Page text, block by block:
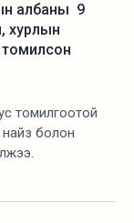
албаны 9
хурлын
томилгоотой
найз болон